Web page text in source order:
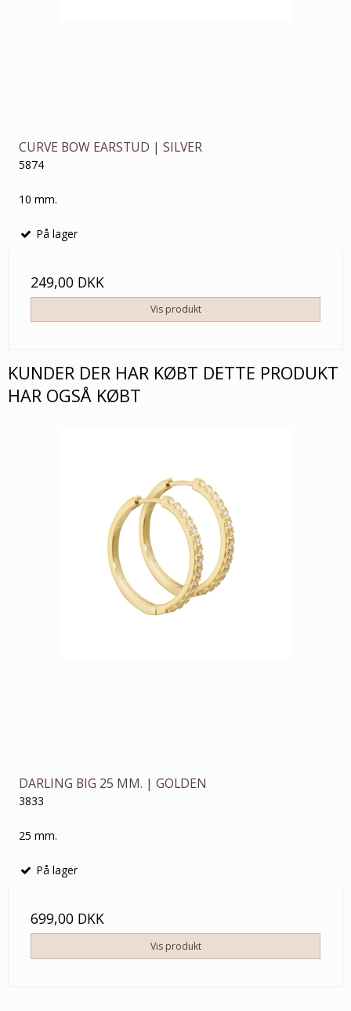
CURVE BOW EARSTUD | SILVER
5874
10 mm.
På lager
249,00 DKK
Vis produkt
KUNDER DER HAR KØBT DETTE PRODUKT
HAR OGSÅ KØBT
DARLING BIG 25 MM. | GOLDEN
3833
25 mm.
På lager
699,00 DKK
Vis produkt